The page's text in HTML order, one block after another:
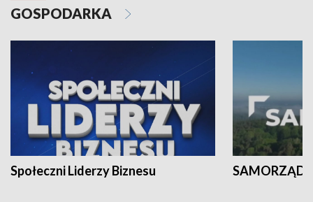
GOSPODARKA
Społeczni Liderzy Biznesu SAMORZĄD